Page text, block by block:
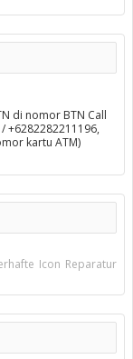
di nomor BTN Call
+6282282211196,
kartu ATM)
Icon Reparatur